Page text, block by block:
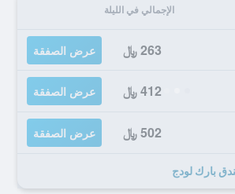
الإجمالي في الليلة
263 ﷼ عرض الصفقة
412 ﷼ عرض الصفقة
502 ﷼ عرض الصفقة